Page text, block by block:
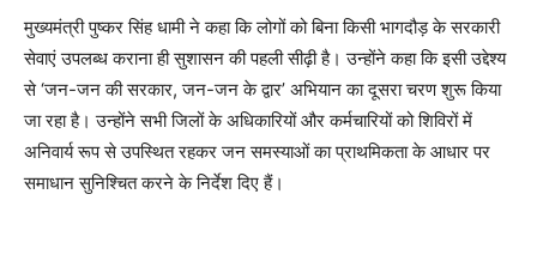
मुख्यमंत्री पुष्कर सिंह धामी ने कहा कि लोगों को बिना किसी भागदौड़ के सरकारी
सेवाएं उपलब्ध कराना ही सुशासन की पहली सीढ़ी है। उन्होंने कहा कि इसी उद्देश्य
से ‘जन-जन की सरकार, जन-जन के द्वार’ अभियान का दूसरा चरण शुरू किया
जा रहा है। उन्होंने सभी जिलों के अधिकारियों और कर्मचारियों को शिविरों में
अनिवार्य रूप से उपस्थित रहकर जन समस्याओं का प्राथमिकता के आधार पर
समाधान सुनिश्चित करने के निर्देश दिए हैं।